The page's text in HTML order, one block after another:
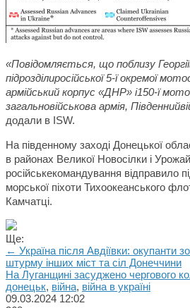
«Повідомляється, що поблизу
підрозділиросійської 5-ї окремої
армійський корпус «ДНР» і150-ї
загальновійськова армія,
додали в ISW.
На південному заході Донецької
в районах Великої Новосілки і
російськекомандування відправило
морської піхоти Тихоокеанського
Камчатці.
Ще:
← Україна після Авдіївки: окупанти
штурму інших міст та сіл Донеччини
На Луганщині засуджено чергового
донецьк, війна, війна в україні
09.03.2024 12:02